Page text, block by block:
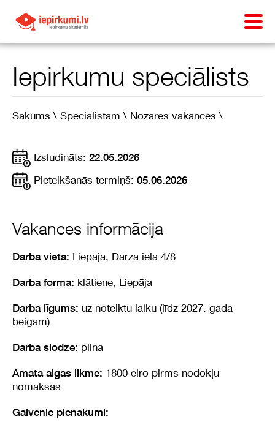
Iepirkumu speciālists
Sākums \ Speciālistam \ Nozares vakances \
Izsludināts: 22.05.2026
Pieteikšanās termiņš: 05.06.2026
Vakances informācija
Darba vieta: Liepāja, Dārza iela 4/8
Darba forma: klātiene, Liepāja
Darba līgums: uz noteiktu laiku (līdz 2027. gada
beigām)
Darba slodze: pilna
Amata algas likme: 1800 eiro pirms nodokļu
nomaksas
Galvenie pienākumi: